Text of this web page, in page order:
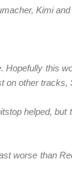
Kimi
this
on other tracks,
helped,
worse than